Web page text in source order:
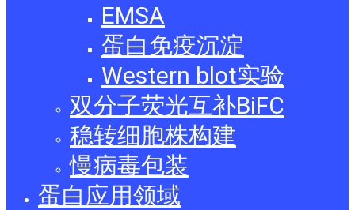
EMSA
蛋白免疫沉淀
Western blot实验
双分子荧光互补BiFC
稳转细胞株构建
慢病毒包装
蛋白应用领域